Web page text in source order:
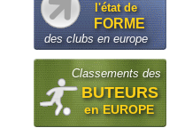
l'état de
FORME
des clubs en europe
Classements des
BUTEURS
en EUROPE